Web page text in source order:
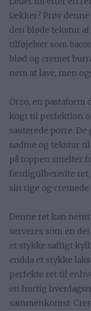
lækker? Prøv
den bløde tekstur
tilføjelser som
blød og cremet
nem at lave, men
Orzo, en pastaform
kogt til perfektion
sauterede porre.
sødme og tekstur
på toppen smelter
færdigtilberedte ret,
sin rige og
Denne ret kan
serveres som en
et stykke saftigt
endda et stykke
perfekte ret til
en hurtig
sammenkomst.